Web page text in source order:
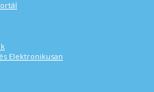
Elektronikusan